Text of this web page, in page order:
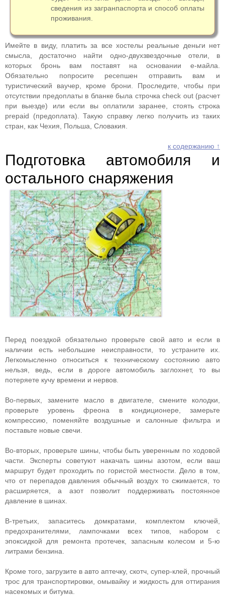
сведения из загранпаспорта и способ оплаты
проживания.
Имейте в виду, платить за все хостелы реальные деньги нет
смысла, достаточно найти одно-двухзвездочные отели, в
которых бронь вам поставят на основании е-майла.
Обязательно попросите ресепшен отправить вам и
туристический ваучер, кроме брони. Проследите, чтобы при
отсутствии предоплаты в бланке была строчка check out (расчет
при выезде) или если вы оплатили заранее, стоять строка
prepaid (предоплата). Такую справку легко получить из таких
стран, как Чехия, Польша, Словакия.
к содержанию ↑
Подготовка автомобиля и
остального снаряжения
Перед поездкой обязательно проверьте свой авто и если в
наличии есть небольшие неисправности, то устраните их.
Легкомысленно относиться к техническому состоянию авто
нельзя, ведь, если в дороге автомобиль заглохнет, то вы
потеряете кучу времени и нервов.
Во-первых, замените масло в двигателе, смените колодки,
проверьте уровень фреона в кондиционере, замерьте
компрессию, поменяйте воздушные и салонные фильтра и
поставьте новые свечи.
Во-вторых, проверьте шины, чтобы быть уверенным по ходовой
части. Эксперты советуют накачать шины азотом, если ваш
маршрут будет проходить по гористой местности. Дело в том,
что от перепадов давления обычный воздух то сжимается, то
расширяется, а азот позволит поддерживать постоянное
давление в шинах.
В-третьих, запаситесь домкратами, комплектом ключей,
предохранителями, лампочками всех типов, набором с
эпоксидкой для ремонта протечек, запасным колесом и 5-ю
литрами бензина.
Кроме того, загрузите в авто аптечку, скотч, супер-клей, прочный
трос для транспортировки, омывайку и жидкость для оттирания
насекомых и битума.